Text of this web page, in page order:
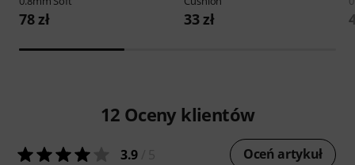
78 zł 33 zł
12 Oceny klientów
3.9 Oceń artykuł